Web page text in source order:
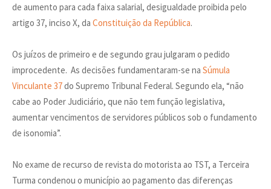
de aumento para cada faixa salarial, desigualdade proibida pelo
artigo 37, inciso X, da Constituição da República.
Os juízos de primeiro e de segundo grau julgaram o pedido
improcedente. As decisões fundamentaram-se na Súmula
Vinculante 37do Supremo Tribunal Federal. Segundo ela, “não
cabe ao Poder Judiciário, que não tem função legislativa,
aumentar vencimentos de servidores públicos sob o fundamento
de isonomia”.
No exame de recurso de revista do motorista ao TST, a Terceira
Turma condenou o município ao pagamento das diferenças